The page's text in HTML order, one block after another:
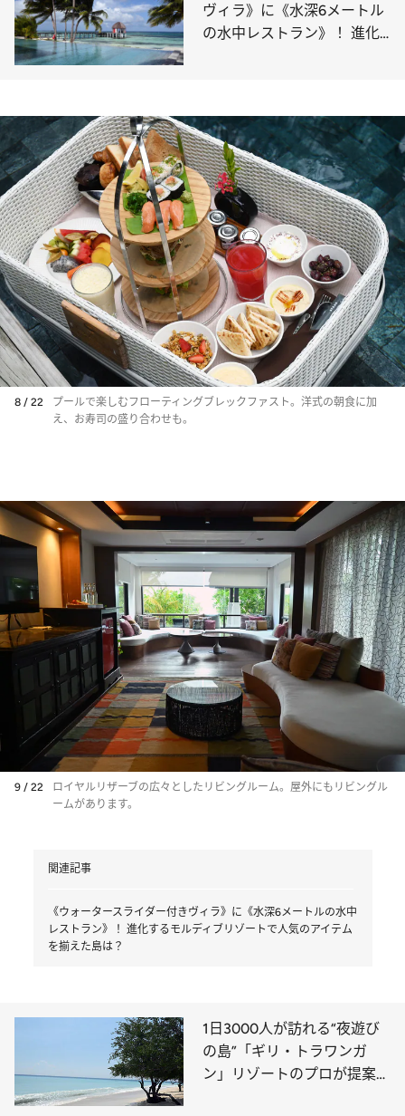
ヴィラ》に《水深6メートル
の水中レストラン》！ 進化
8 / 22
プールで楽しむフローティングブレックファスト。洋式の朝食に加
え、お寿司の盛り合わせも。
9 / 22
ロイヤルリザーブの広々としたリビングルーム。屋外にもリビングル
ームがあります。
関連記事
《ウォータースライダー付きヴィラ》に《水深6メートルの水中
レストラン》！ 進化するモルディブリゾートで人気のアイテム
を揃えた島は？
1日3000人が訪れる“夜遊び
の島”「ギリ・トラワンガ
ン」リゾートのプロが提案す